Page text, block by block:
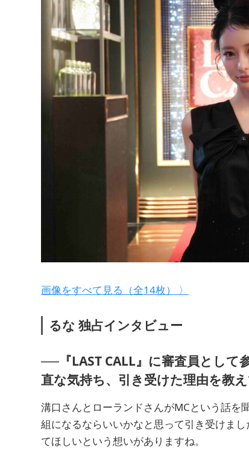
画像をすべて見る（全14枚） 〉
るな 独占インタビュー
──『LAST CALL』に審査員として
直な気持ち、引き受けた理由を教え
溝口さんとローランドさんがMCという話を
組になるならいいかなと思って引き受けま
てほしいという想いがありますね。